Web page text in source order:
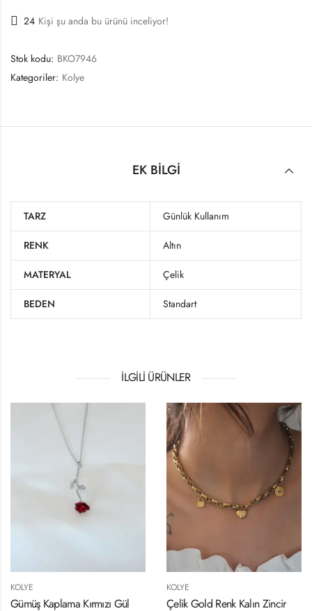
24 Kişi şu anda bu ürünü inceliyor!
Stok kodu: BKO7946
Kategoriler: Kolye
EK BILGI
TARZ Günlük Kullanım
RENK Altın
MATERYAL Çelik
BEDEN Standart
İLGILI ÜRÜNLER
Gül
Çelik Gold Renk Kalın Zincir
316L Çelik